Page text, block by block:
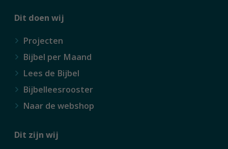
Dit doen wij
Projecten
Bijbel per Maand
Lees de Bijbel
Bijbelleesrooster
Naar de webshop
Dit zijn wij